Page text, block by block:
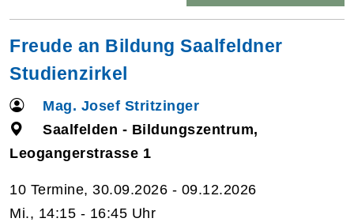
Freude an Bildung Saalfeldner
Studienzirkel
Mag. Josef Stritzinger
Saalfelden - Bildungszentrum,
Leogangerstrasse 1
10 Termine, 30.09.2026 - 09.12.2026
Mi., 14:15 - 16:45 Uhr